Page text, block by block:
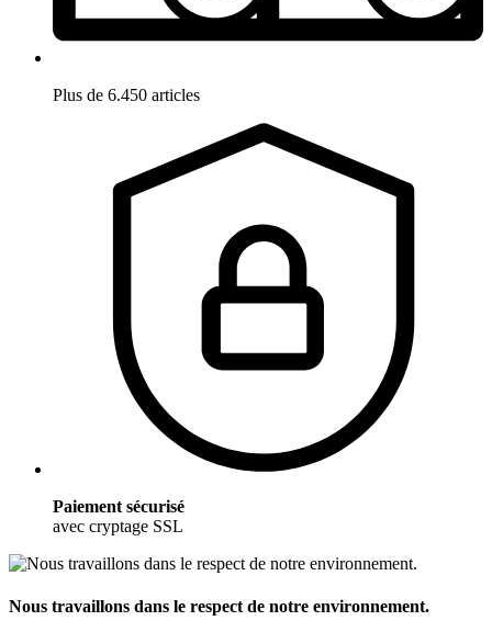
Plus de 6.450 articles
Paiement sécurisé
avec cryptage SSL
Nous travaillons dans le respect de notre environnement.